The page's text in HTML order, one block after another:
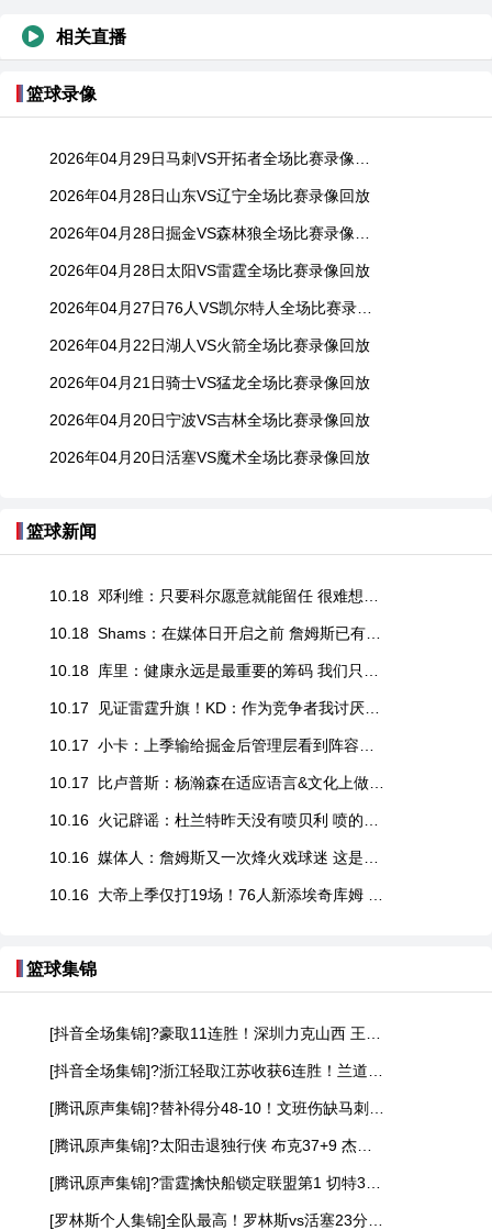
相关直播
篮球录像
2026年04月29日马刺VS开拓者全场比赛录像回放
2026年04月28日山东VS辽宁全场比赛录像回放
2026年04月28日掘金VS森林狼全场比赛录像回放
2026年04月28日太阳VS雷霆全场比赛录像回放
2026年04月27日76人VS凯尔特人全场比赛录像回放
2026年04月22日湖人VS火箭全场比赛录像回放
2026年04月21日骑士VS猛龙全场比赛录像回放
2026年04月20日宁波VS吉林全场比赛录像回放
2026年04月20日活塞VS魔术全场比赛录像回放
篮球新闻
10.18 邓利维：只要科尔愿意就能留任 很难想象库里在没有他执教时退役
10.18 Shams：在媒体日开启之前 詹姆斯已有一个多月没怎么碰篮球
10.18 库里：健康永远是最重要的筹码 我们只能全力以赴并期待好运眷顾
10.17 见证雷霆升旗！KD：作为竞争者我讨厌其他队获胜 但我深知其珍贵
10.17 小卡：上季输给掘金后管理层看到阵容弱点 并且进行了针对性补强
10.17 比卢普斯：杨瀚森在适应语言&文化上做得很好 但还有很长的路要走
10.16 火记辟谣：杜兰特昨天没有喷贝利 喷的是替补席上的科利尔
10.16 媒体人：詹姆斯又一次烽火戏球迷 这是篮球GOAT能干出来的事儿？
10.16 大帝上季仅打19场！76人新添埃奇库姆 三巨头健康就是争冠球队？
篮球集锦
[抖音全场集锦]?豪取11连胜！深圳力克山西 王浩然33+5 马凯尔·约翰逊伤退
[抖音全场集锦]?浙江轻取江苏收获6连胜！兰道夫17分 亨特19+12+8 庞峥麟18+5
[腾讯原声集锦]?替补得分48-10！文班伤缺马刺轻取开拓者 福克斯25+5+7
[腾讯原声集锦]?太阳击退独行侠 布克37+9 杰伦·格林伤退 弗拉格19中4
[腾讯原声集锦]?雷霆擒快船锁定联盟第1 切特30+14 SGA20+11 小卡连续56场20+
[罗林斯个人集锦]全队最高！罗林斯vs活塞23分6助！集锦